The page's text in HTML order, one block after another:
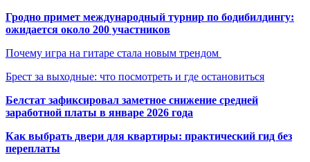
Гродно примет международный турнир по бодибилдингу:
ожидается около 200 участников
Почему игра на гитаре стала новым трендом
Брест за выходные: что посмотреть и где остановиться
Белстат зафиксировал заметное снижение средней
заработной платы в январе 2026 года
Как выбрать двери для квартиры: практический гид без
переплаты